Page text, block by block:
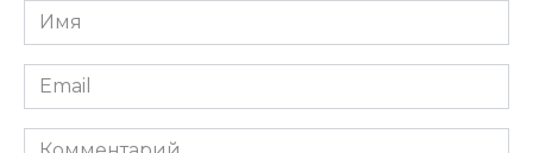
Имя
*
Email
*
Комментарий